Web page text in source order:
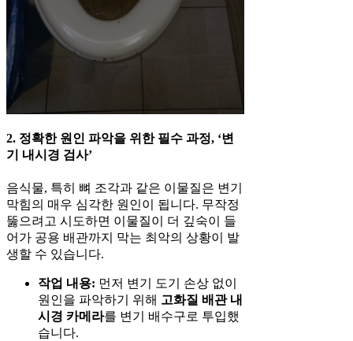
2. 정확한 원인 파악을 위한 필수 과정, ‘변
기 내시경 검사’
음식물, 특히 뼈 조각과 같은 이물질은 변기
막힘의 매우 심각한 원인이 됩니다. 무작정
뚫으려고 시도하면 이물질이 더 깊숙이 들
어가 공용 배관까지 막는 최악의 상황이 발
생할 수 있습니다.
작업 내용: 먼저 변기 도기 손상 없이
원인을 파악하기 위해 고화질 배관 내
시경 카메라를 변기 배수구로 투입했
습니다.